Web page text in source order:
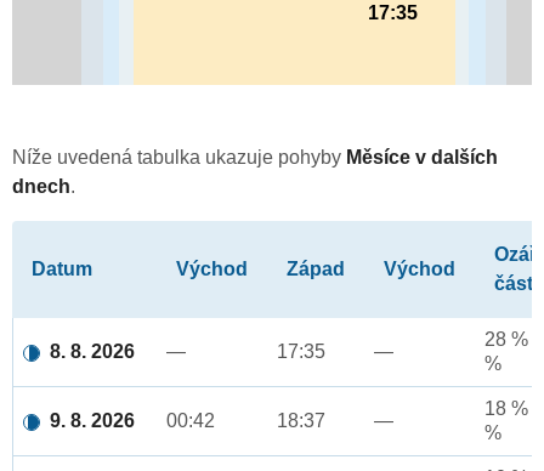
17:35
Níže uvedená tabulka ukazuje pohyby Měsíce v dalších
dnech.
Datum Východ Západ Východ
část
8. 8. 2026 — 17:35 —
28 %
%
9. 8. 2026 00:42 18:37 —
18 %
%